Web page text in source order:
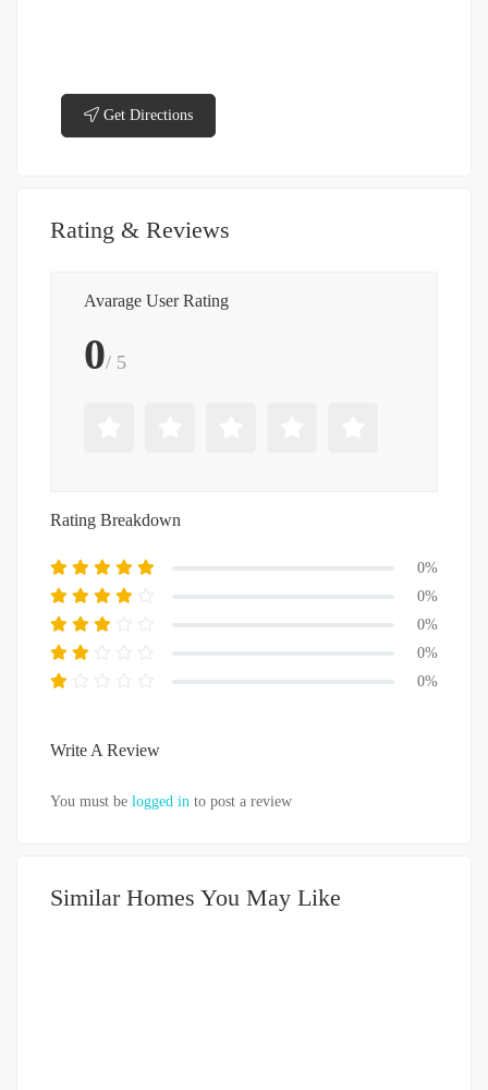
Get Directions
Rating & Reviews
Avarage User Rating
0/ 5
Rating Breakdown
0%
0%
0%
0%
0%
Write A Review
You must be logged in to post a review
Similar Homes You May Like